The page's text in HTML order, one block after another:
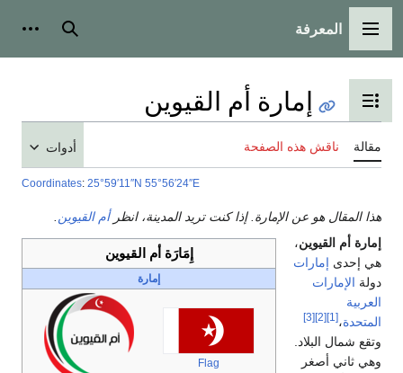
القائمة الرئيسية
المعرفة بحث
تبديل عرض جدول المحتويات
إمارة أم القيوين
مقالة ناقش هذه الصفحة أدوات
Coordinates: 25°59′11″N 55°56′24″E
هذا المقال هو عن الإمارة. إذا كنت تريد المدينة، انظرأم القيوين
إِمَارَة أم القيوين
إمارة
Flag
إمارة أم القيوين،
هي إحدى إمارات
دولة الإمارات
العربية
المتحدة،[1]
[2]
[3]
وتقع شمال البلاد.
وهي ثاني أصغر